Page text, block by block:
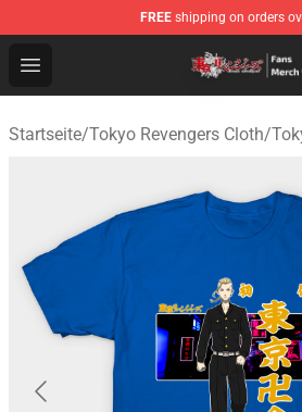
FREE shipping on orders
Open menu
Tokyo Revengers Store -
Startseite/Tokyo Revengers Cloth/